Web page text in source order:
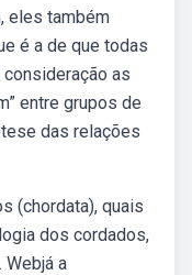
eles também
é a de que todas
as
entre grupos de
das relações
(chordata), quais
dos cordados,
a